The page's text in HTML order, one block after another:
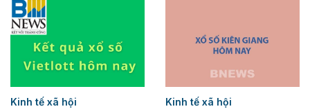
Kinh tế xã hội Kinh tế xã hội